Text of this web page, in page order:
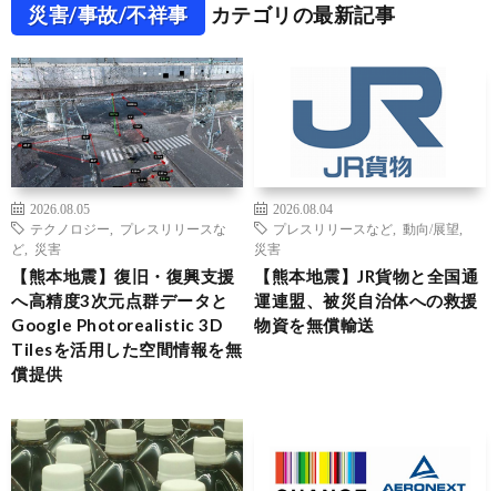
災害/事故/不祥事 カテゴリの最新記事
2026.08.05
テクノロジー
プレスリリースな
ど
災害
【熊本地震】復旧・復興支援
へ高精度3次元点群データと
Google Photorealistic 3D
Tilesを活用した空間情報を無
償提供
2026.08.04
プレスリリースなど
動向/展望
災害
【熊本地震】JR貨物と全国通
運連盟、被災自治体への救援
物資を無償輸送